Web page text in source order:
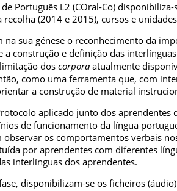
Português L2 (COral-Co)
(2014 e 2015), cursos e
na sua génese o reconhecimento da
a construção e definição das
dos corporaatualmente
como uma ferramenta que, com
a construção de material
aplicado junto dos
de funcionamento da língua
observar os comportamentos verbais
por aprendentes com diferentes
interlínguas dos aprendentes.
disponibilizam‑se os ficheiros